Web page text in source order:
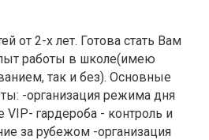
от 2-х лет. Готова стать Вам
работы в школе(имею
так и без). Основные
-организация режима дня
гардероба - контроль и
за рубежом -организация